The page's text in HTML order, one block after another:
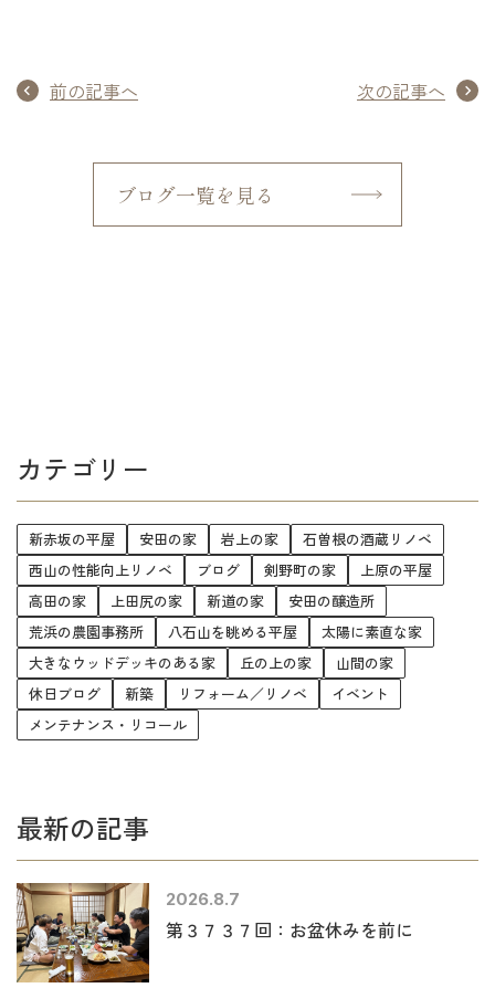
前の記事へ 次の記事へ
ブログ一覧を見る
カテゴリー
新赤坂の平屋 安田の家 岩上の家
石曽根の酒蔵リノベ
西山の性能向上リノベ
ブログ 剣野町の家
上原の平屋
高田の家
上田尻の家 新道の家
安田の醸造所
荒浜の農園事務所
八石山を眺める平屋
太陽に素直な家
大きなウッドデッキのある家
丘の上の家
山間の家
休日ブログ
新築 リフォーム／リノベ
イベント
メンテナンス・リコール
最新の記事
2026.8.7
第３７３７回：お盆休みを前に